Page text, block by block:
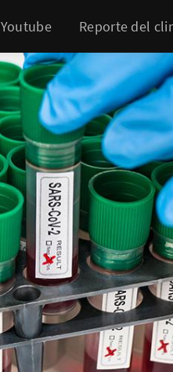
Youtube Reporte del